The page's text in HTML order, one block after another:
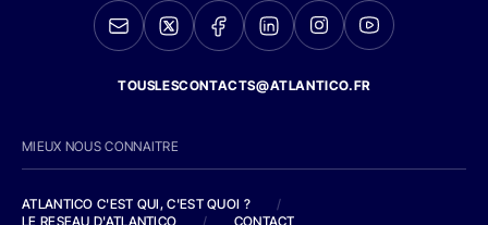
TOUSLESCONTACTS@ATLANTICO.FR
MIEUX NOUS CONNAITRE
ATLANTICO C'EST QUI, C'EST QUOI ?
/
LE RESEAU D'ATLANTICO
/ CONTACT